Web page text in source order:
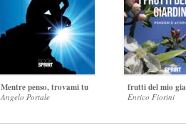
Mentre penso, trovami tu
Angelo Portale
frutti del mio
Enrico Fiorini